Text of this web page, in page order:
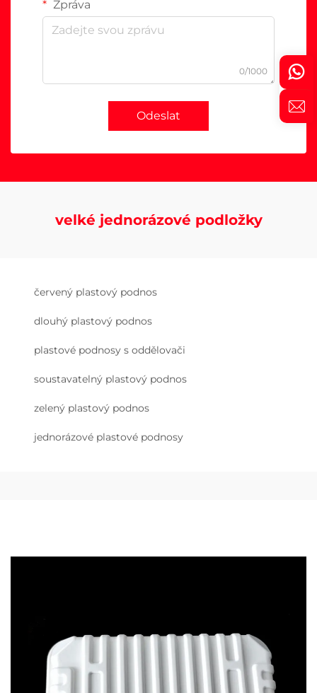
Zpráva
0/1000
Odeslat
velké jednorázové podložky
červený plastový podnos
dlouhý plastový podnos
plastové podnosy s oddělovači
soustavatelný plastový podnos
zelený plastový podnos
jednorázové plastové podnosy